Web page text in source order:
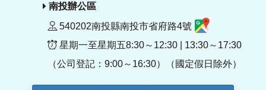
南投辦公區
540202南投縣南投市省府路4號
星期一至星期五8:30～12:30 | 13:30～17:30
（公司登記：9:00～16:30）（國定假日除外）